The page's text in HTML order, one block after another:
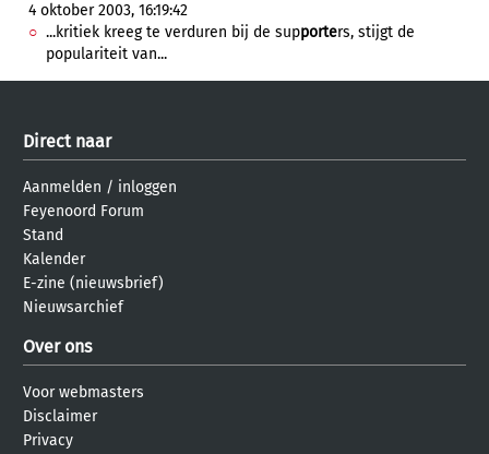
4 oktober 2003, 16:19:42
...kritiek kreeg te verduren bij de supporters, stijgt de
populariteit van...
Direct naar
Aanmelden / inloggen
Feyenoord Forum
Stand
Kalender
E-zine (nieuwsbrief)
Nieuwsarchief
Over ons
Voor webmasters
Disclaimer
Privacy